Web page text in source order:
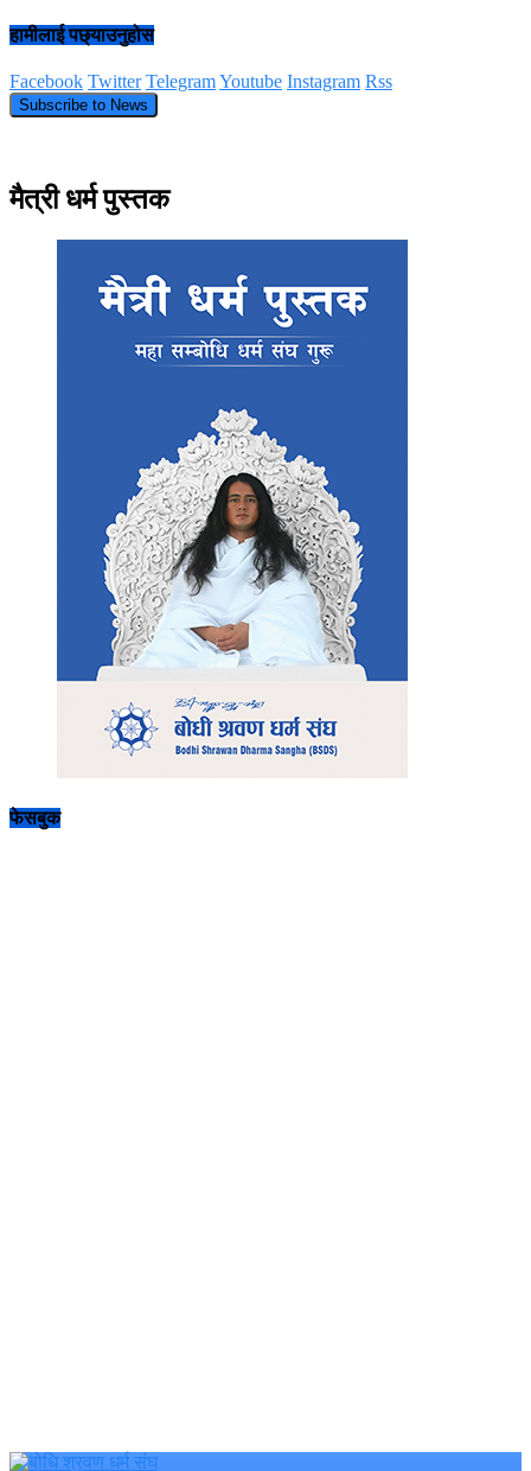
हामीलाई पछ्याउनुहोस
Facebook Twitter TelegramYoutube Instagram Rss
Subscribe to News
मैत्री धर्म पुस्तक
फेसबुक